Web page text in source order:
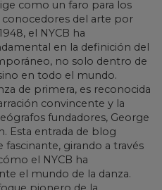
como un faro para los
conocedores del arte por
el NYCB ha
en la definición del
no solo dentro de
en todo el mundo.
de primera, es reconocida
convincente y la
fundadores, George
Esta entrada de blog
girando a través
el NYCB ha
el mundo de la danza.